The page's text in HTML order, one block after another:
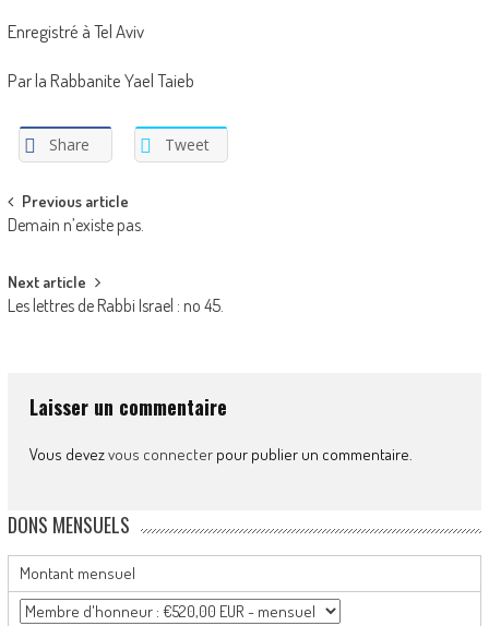
Enregistré à Tel Aviv
Par la Rabbanite Yael Taieb
Share Tweet
Post
navigation
Previous article
Demain n’existe pas.
Next article
Les lettres de Rabbi Israel : no 45.
Laisser un commentaire
Vous devezvous connecterpour publier un commentaire.
DONS MENSUELS
Montant mensuel